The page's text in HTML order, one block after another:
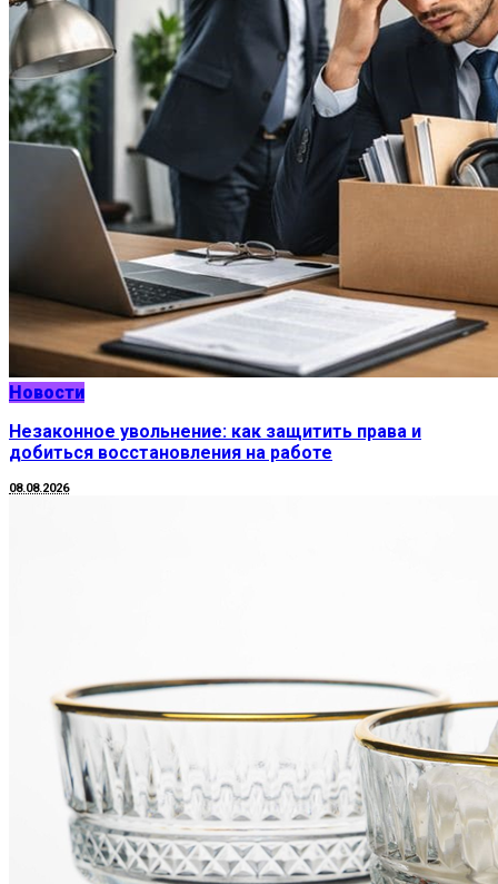
Новости
Незаконное увольнение: как защитить права и
добиться восстановления на работе
08.08.2026